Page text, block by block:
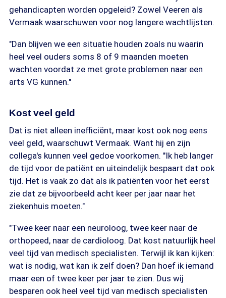
gehandicapten worden opgeleid? Zowel Veeren als
Vermaak waarschuwen voor nog langere wachtlijsten.
"Dan blijven we een situatie houden zoals nu waarin
heel veel ouders soms 8 of 9 maanden moeten
wachten voordat ze met grote problemen naar een
arts VG kunnen."
Kost veel geld
Dat is niet alleen inefficiënt, maar kost ook nog eens
veel geld, waarschuwt Vermaak. Want hij en zijn
collega's kunnen veel gedoe voorkomen. "Ik heb langer
de tijd voor de patiënt en uiteindelijk bespaart dat ook
tijd. Het is vaak zo dat als ik patiënten voor het eerst
zie dat ze bijvoorbeeld acht keer per jaar naar het
ziekenhuis moeten."
"Twee keer naar een neuroloog, twee keer naar de
orthopeed, naar de cardioloog. Dat kost natuurlijk heel
veel tijd van medisch specialisten. Terwijl ik kan kijken:
wat is nodig, wat kan ik zelf doen? Dan hoef ik iemand
maar een of twee keer per jaar te zien. Dus wij
besparen ook heel veel tijd van medisch specialisten